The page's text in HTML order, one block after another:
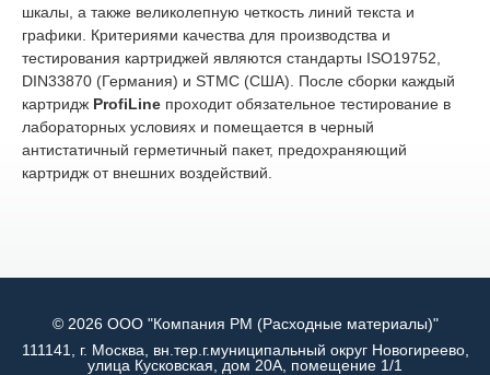
шкалы, а также великолепную четкость линий текста и
графики. Критериями качества для производства и
тестирования картриджей являются стандарты ISO19752,
DIN33870 (Германия) и STMC (США). После сборки каждый
картридж ProfiLine проходит обязательное тестирование в
лабораторных условиях и помещается в черный
антистатичный герметичный пакет, предохраняющий
картридж от внешних воздействий.
© 2026 ООО "Компания РМ (Расходные материалы)"
111141, г. Москва, вн.тер.г.муниципальный округ Новогиреево,
улица Кусковская, дом 20А, помещение 1/1